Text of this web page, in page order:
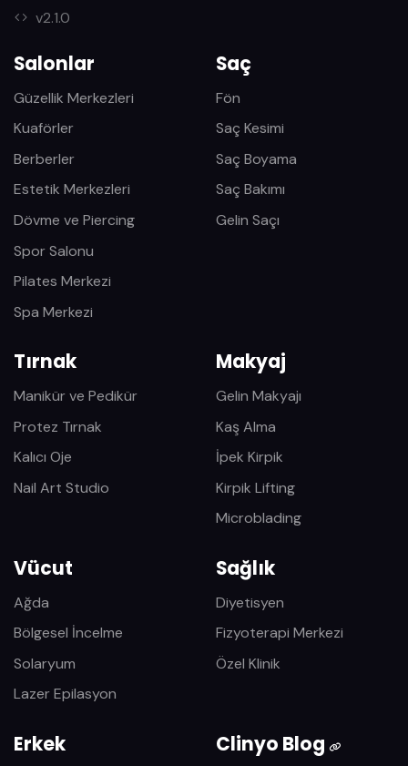
v2.1.0
Salonlar
Güzellik Merkezleri
Kuaförler
Berberler
Estetik Merkezleri
Dövme ve Piercing
Spor Salonu
Pilates Merkezi
Spa Merkezi
Saç
Fön
Saç Kesimi
Saç Boyama
Saç Bakımı
Gelin Saçı
Tırnak
Manikür ve Pedikür
Protez Tırnak
Kalıcı Oje
Nail Art Studio
Makyaj
Gelin Makyajı
Kaş Alma
İpek Kirpik
Kirpik Lifting
Microblading
Vücut
Ağda
Bölgesel İncelme
Solaryum
Lazer Epilasyon
Sağlık
Diyetisyen
Fizyoterapi Merkezi
Özel Klinik
Erkek Clinyo Blog